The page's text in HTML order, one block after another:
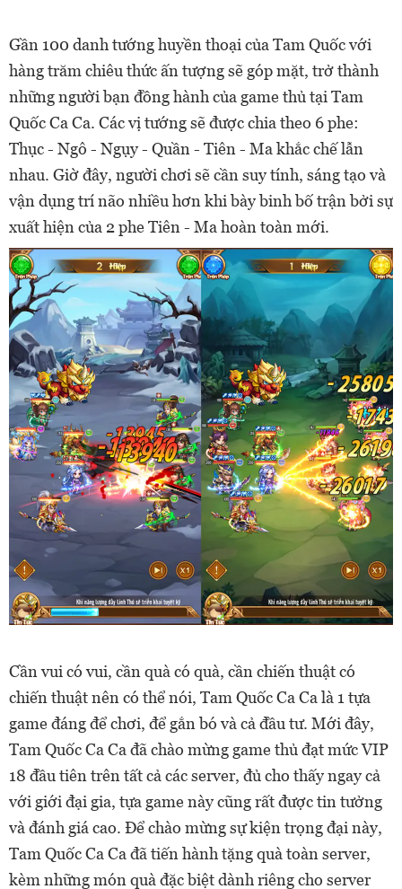
Gần 100 danh tướng huyền thoại của Tam Quốc với
hàng trăm chiêu thức ấn tượng sẽ góp mặt, trở thành
những người bạn đồng hành của game thủ tại Tam
Quốc Ca Ca. Các vị tướng sẽ được chia theo 6 phe:
Thục - Ngô - Ngụy - Quần - Tiên - Ma khắc chế lẫn
nhau. Giờ đây, người chơi sẽ cần suy tính, sáng tạo và
vận dụng trí não nhiều hơn khi bày binh bố trận bởi sự
xuất hiện của 2 phe Tiên - Ma hoàn toàn mới.
Cần vui có vui, cần quà có quà, cần chiến thuật có
chiến thuật nên có thể nói, Tam Quốc Ca Ca là 1 tựa
game đáng để chơi, để gắn bó và cả đầu tư. Mới đây,
Tam Quốc Ca Ca đã chào mừng game thủ đạt mức VIP
18 đầu tiên trên tất cả các server, đủ cho thấy ngay cả
với giới đại gia, tựa game này cũng rất được tin tưởng
và đánh giá cao. Để chào mừng sự kiện trọng đại này,
Tam Quốc Ca Ca đã tiến hành tặng quà toàn server,
kèm những món quà đặc biệt dành riêng cho server